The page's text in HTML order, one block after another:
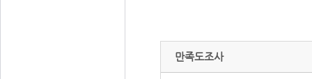
만족도조사